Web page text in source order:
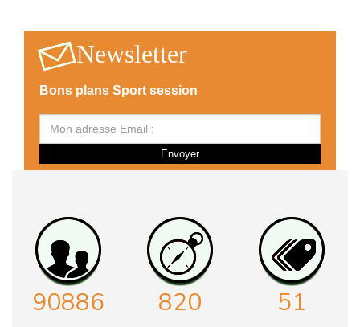
Newsletter
Bons plans Sport session
Envoyer
90886 820 51